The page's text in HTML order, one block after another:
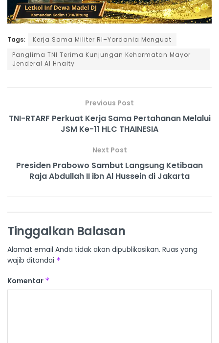
Tags:
Kerja Sama Militer RI–Yordania Menguat
Panglima TNI Terima Kunjungan Kehormatan Mayor
Jenderal Al Hnaity
Previous Post
TNI-RTARF Perkuat Kerja Sama Pertahanan Melalui
JSM Ke-11 HLC THAINESIA
Next Post
Presiden Prabowo Sambut Langsung Ketibaan
Raja Abdullah II ibn Al Hussein di Jakarta
Tinggalkan Balasan
Alamat email Anda tidak akan dipublikasikan. Ruas yang
wajib ditandai *
Komentar *